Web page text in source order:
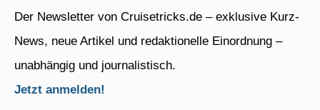
Der Newsletter von Cruisetricks.de – exklusive Kurz-
News, neue Artikel und redaktionelle Einordnung –
unabhängig und journalistisch.
Jetzt anmelden!